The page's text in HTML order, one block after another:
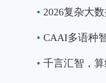
•
•
•